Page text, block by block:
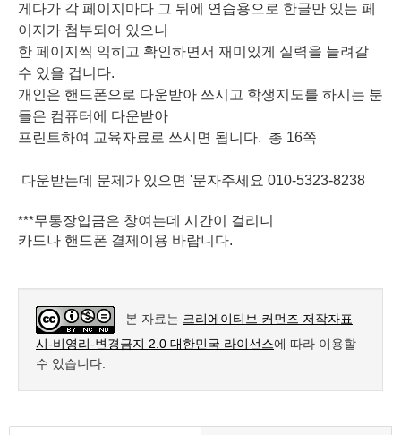
게다가 각 페이지마다 그 뒤에 연습용으로 한글만 있는 페
이지가 첨부되어 있으니
한 페이지씩 익히고 확인하면서 재미있게 실력을 늘려갈
수 있을 겁니다.
개인은 핸드폰으로 다운받아 쓰시고 학생지도를 하시는 분
들은 컴퓨터에 다운받아
프린트하여 교육자료로 쓰시면 됩니다. 총 16쪽
다운받는데 문제가 있으면 '문자주세요 010-5323-8238
***무통장입금은 창여는데 시간이 걸리니
카드나 핸드폰 결제이용 바랍니다.
본 자료는 크리에이티브 커먼즈 저작자표
시-비영리-변경금지 2.0 대한민국 라이선스에 따라 이용할
수 있습니다.